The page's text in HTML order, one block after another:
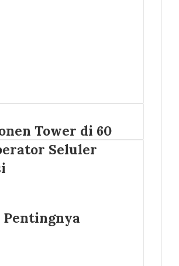
Tower di 60
Seluler
Pentingnya